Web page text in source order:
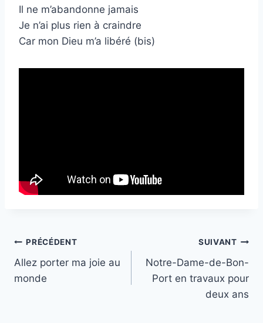
Il ne m’abandonne jamais
Je n’ai plus rien à craindre
Car mon Dieu m’a libéré (bis)
Navigation
de
PRÉCÉDENT
Allez porter ma joie au
monde
SUIVANT
Notre-Dame-de-Bon-
Port en travaux pour
deux ans